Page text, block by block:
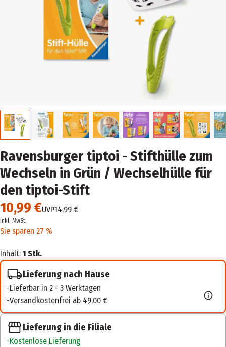
Ravensburger tiptoi - Stifthülle zum
Wechseln in Grün / Wechselhülle für
den tiptoi-Stift
10,99 €UVP14,99 €
inkl. MwSt.
Sie sparen 27 %
Inhalt: 1 Stk.
Lieferung nach Hause
Lieferbar in 2 - 3 Werktagen
Versandkostenfrei ab 49,00 €
Lieferung in die Filiale
Kostenlose Lieferung